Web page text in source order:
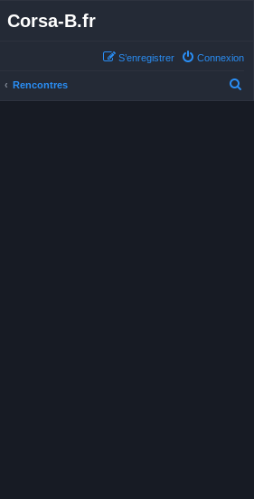
Corsa-B.fr
Connexion
S’enregistrer
Rencontres